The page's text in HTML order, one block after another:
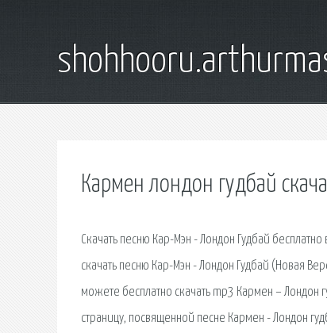
Кармен лондон гудбай
Скачать песню Кар-Мэн - Лондон Гудбай
скачать песню Кар-Мэн - Лондон Гудбай (Новая
можете бесплатно скачать mp3 Кармен – Лондон
страницу, посвященной песне Кармен - Лондон